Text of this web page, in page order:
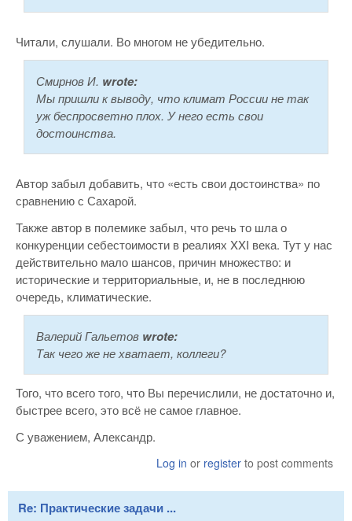
Читали, слушали. Во многом не убедительно.
Смирнов И. wrote:
Мы пришли к выводу, что климат России не так
уж беспросветно плох. У него есть свои
достоинства.
Автор забыл добавить, что «есть свои достоинства» по
сравнению с Сахарой.
Также автор в полемике забыл, что речь то шла о
конкуренции себестоимости в реалиях XXI века. Тут у нас
действительно мало шансов, причин множество: и
исторические и территориальные, и, не в последнюю
очередь, климатические.
Валерий Гальетов wrote:
Так чего же не хватает, коллеги?
Того, что всего того, что Вы перечислили, не достаточно и,
быстрее всего, это всё не самое главное.
С уважением, Александр.
Log in or register to post comments
Re: Практические задачи ...